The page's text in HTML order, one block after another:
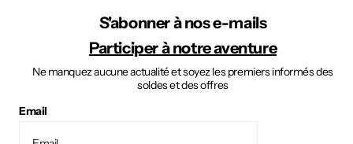
S'abonner à nos e-mails
Participer à notre aventure
Ne manquez aucune actualité et soyez les premiers informés des
soldes et des offres
Email